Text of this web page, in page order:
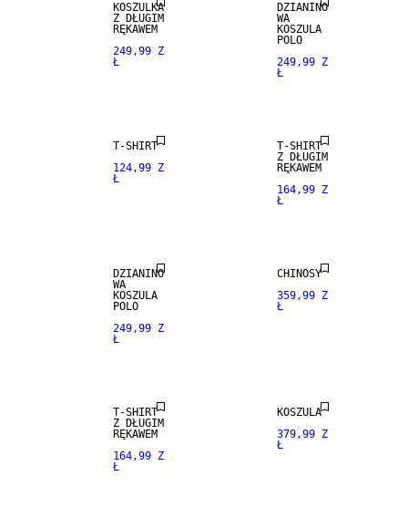
KOSZULKA
Z DŁUGIM
RĘKAWEM
249,99 Z
Ł
DZIANINO
WA
KOSZULA
POLO
249,99 Z
Ł
T-SHIRT
124,99 Z
Ł
NEW
T-SHIRT
Z DŁUGIM
RĘKAWEM
164,99 Z
Ł
DZIANINO
WA
KOSZULA
POLO
249,99 Z
Ł
NEW
CHINOSY
359,99 Z
Ł
NEW
T-SHIRT
Z DŁUGIM
RĘKAWEM
164,99 Z
Ł
NEW
ARRIVALS
KOSZULA
379,99 Z
Ł
NEW
ARRIVALS
MIESZANKA